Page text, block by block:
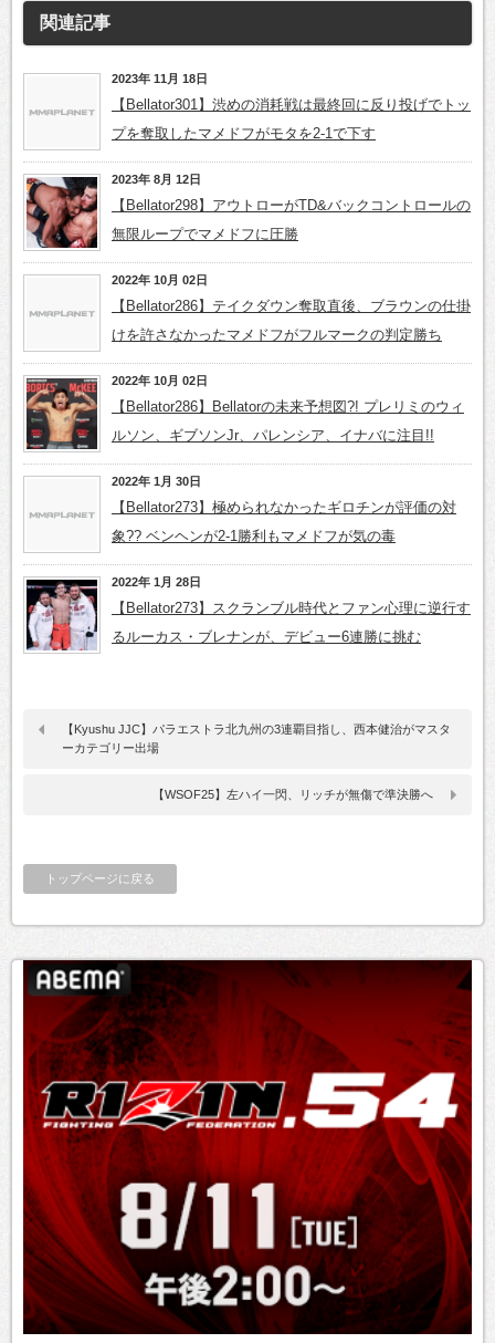
関連記事
2023年 11月 18日
【Bellator301】渋めの消耗戦は最終回に反り投げでトッ
プを奪取したマメドフがモタを2-1で下す
2023年 8月 12日
【Bellator298】アウトローがTD&バックコントロールの
無限ループでマメドフに圧勝
2022年 10月 02日
【Bellator286】テイクダウン奪取直後、ブラウンの仕掛
けを許さなかったマメドフがフルマークの判定勝ち
2022年 10月 02日
【Bellator286】Bellatorの未来予想図?! プレリミのウィ
ルソン、ギブソンJr、パレンシア、イナバに注目!!
2022年 1月 30日
【Bellator273】極められなかったギロチンが評価の対
象?? ベンヘンが2-1勝利もマメドフが気の毒
2022年 1月 28日
【Bellator273】スクランブル時代とファン心理に逆行す
るルーカス・ブレナンが、デビュー6連勝に挑む
【Kyushu JJC】パラエストラ北九州の3連覇目指し、西本健治がマスタ
ーカテゴリー出場
【WSOF25】左ハイ一閃、リッチが無傷で準決勝へ
トップページに戻る